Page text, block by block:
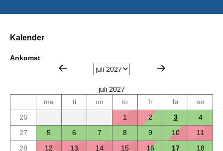
Kalender
Ankomst
juli 2027
ma
ti on to fr lø
sø
26
1 2 3
4
27
5 6 7 8 9 10
11
28
12 13 14 15 16 17
18